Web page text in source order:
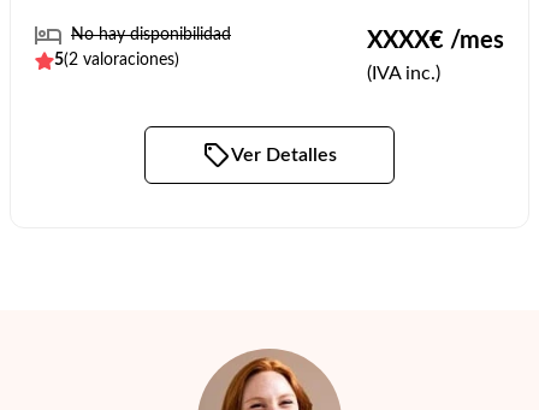
No hay disponibilidad
5(2 valoraciones)
XXXX€ /mes
(IVA inc.)
Ver Detalles